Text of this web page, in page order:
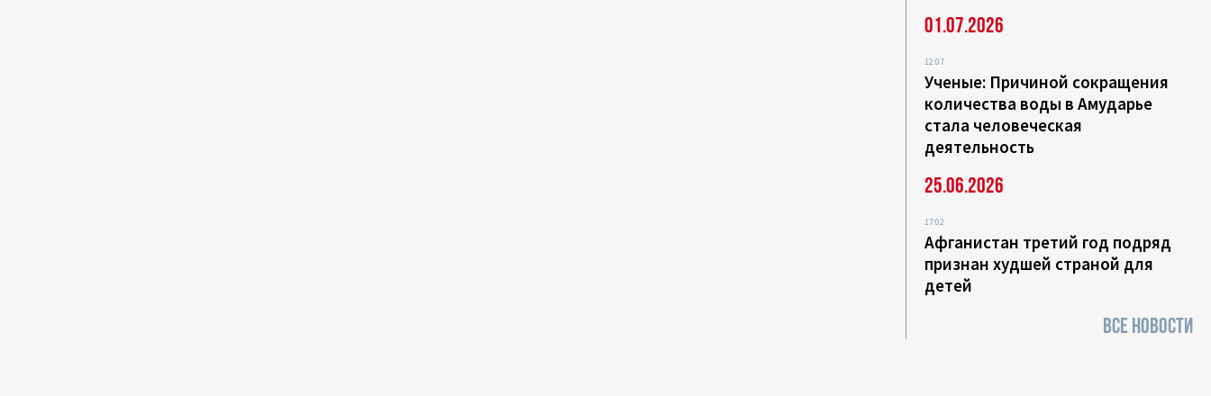
01.07.2026
12:07
Ученые: Причиной сокращения
количества воды в Амударье
стала человеческая
деятельность
25.06.2026
17:02
Афганистан третий год подряд
признан худшей страной для
детей
ВСЕ НОВОСТИ